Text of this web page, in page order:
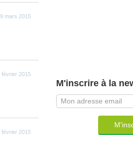
mars 2015
février 2015
février 2015
M'inscrire à la